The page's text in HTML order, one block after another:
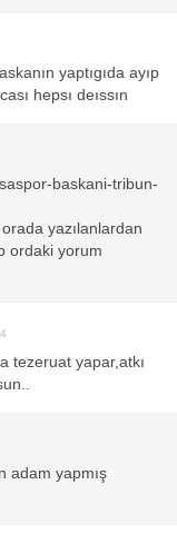
yaptıgıda ayıp
hepsı deıssın
baskani-tribun-
yazılanlardan
ordaki yorum
tezeruat yapar,atkı
adam yapmış